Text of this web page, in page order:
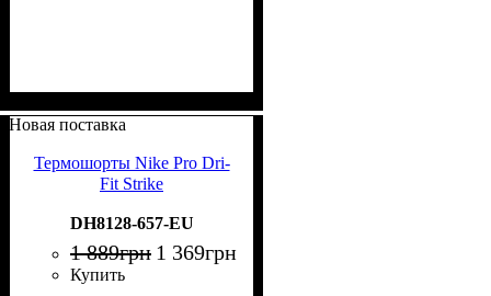
Новая поставка
Термошорты Nike Pro Dri-
Fit Strike
DH8128-657-EU
1 889грн 1 369грн
Купить